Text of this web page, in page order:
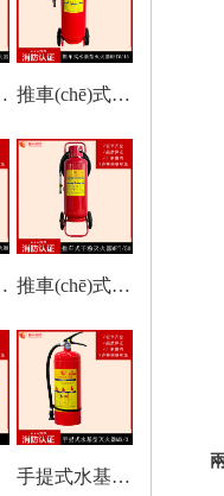
火器 推車(chē)式水基滅火器
滅火器 推車(chē)式干粉滅火器
手提式水基滅火器